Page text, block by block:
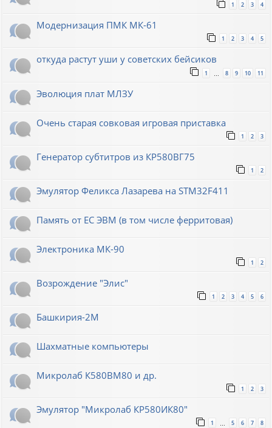
1 2 3 4
Модернизация ПМК МК-61
1 2 3 4 5
откуда растут уши у советских бейсиков
1 8 9 10 11
Эволюция плат МЛЗУ
Очень старая совковая игровая приставка
1 2 3
Генератор субтитров из КР580ВГ75
1 2
Эмулятор Феликса Лазарева на STM32F411
Память от ЕС ЭВМ (в том числе ферритовая)
Электроника МК-90
1 2
Возрождение "Элис"
1 2 3 4 5 6
Башкирия-2М
Шахматные компьютеры
Микролаб К580ВМ80 и др.
1 2 3
Эмулятор "Микролаб КР580ИК80"
1 … 5 6 7 8